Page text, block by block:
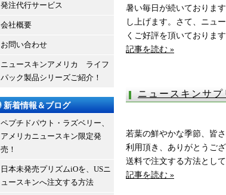
暑い毎日が続いておりま
し上げます。さて、ニュ
くご好評を頂いておりま
記事を読む »
ニュースキンサ
若葉の鮮やかな季節、皆
利用頂き、ありがとうご
送料で注文する方法とし
記事を読む »
発注代行サービス
会社概要
お問い合わせ
ニュースキンアメリカ ライフ
パック製品シリーズご紹介！
新着情報＆ブログ
ペプチドパウト・ラズベリー、
アメリカニュースキン限定発
売！
日本未発売プリズムiOを、USニ
ュースキンへ注文する方法